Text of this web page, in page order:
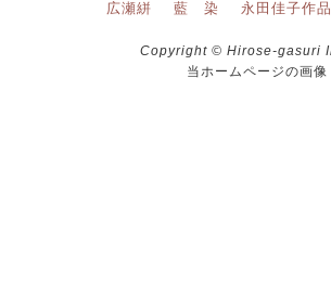
広瀬絣 藍 染 永田佳子作
Copyright © Hirose-gasuri
当ホームページの画